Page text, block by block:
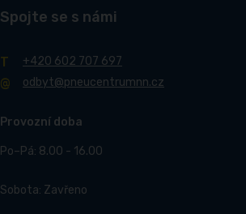
Spojte se s námi
+420 602 707 697
odbyt@pneucentrumnn.cz
Provozní doba
Po–Pá: 8.00 - 16.00
Sobota: Zavřeno